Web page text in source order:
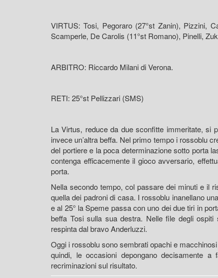
VIRTUS: Tosi, Pegoraro (27°st Zanin), Pizzini,
Scamperle, De Carolis (11°st Romano), Pinelli,
ARBITRO: Riccardo Milani di Verona.
RETI: 25°st Pellizzari (SMS)
La Virtus, reduce da due sconfitte immeritate, si
invece un’altra beffa. Nel primo tempo i rossoblu
del portiere e la poca determinazione sotto porta
contenga efficacemente il gioco avversario,
porta.
Nella secondo tempo, col passare dei minuti e il
quella dei padroni di casa. I rossoblu inanellano
e al 25° la Speme passa con uno dei due tiri in
beffa Tosi sulla sua destra. Nelle file degli
respinta dal bravo Anderluzzi.
Oggi i rossoblu sono sembrati opachi e
quindi, le occasioni depongano decisamente
recriminazioni sul risultato.